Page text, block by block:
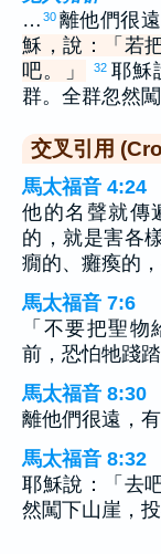
… 30 離他們很
穌，說：「若
吧。」
32 耶穌
群。全群忽然
交叉引用
馬太福音 4:24
他的名聲就傳
的，就是害各
癇的、癱瘓的
馬太福音 7:6
「不要把聖
前，恐怕牠踐
馬太福音 8:30
離他們很遠，
馬太福音 8:32
耶穌說：「去
然闖下山崖，